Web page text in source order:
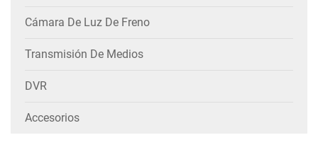
Cámara De Luz De Freno
Transmisión De Medios
DVR
Accesorios